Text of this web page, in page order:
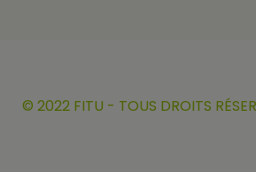
© 2022 FITU - TOUS DROITS